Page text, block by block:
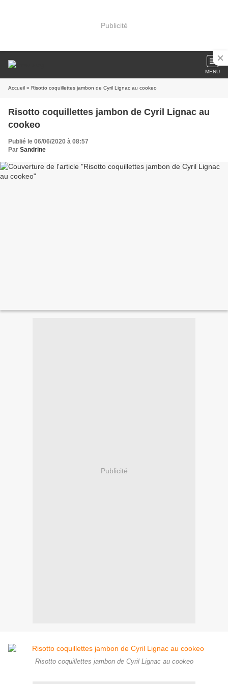
Publicité
MENU
Accueil » Risotto coquillettes jambon de Cyril Lignac au cookeo
Risotto coquillettes jambon de Cyril Lignac au
cookeo
Publié le 06/06/2020 à 08:57
Par Sandrine
Publicité
Risotto coquillettes jambon de Cyril Lignac au cookeo